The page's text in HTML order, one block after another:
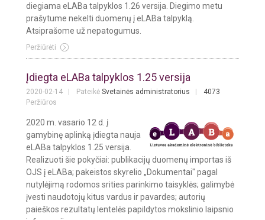
diegiama eLABa talpyklos 1.26 versija. Diegimo metu
prašytume nekelti duomenų į eLABa talpyklą.
Atsiprašome už nepatogumus.
Peržiūrėti
Įdiegta eLABa talpyklos 1.25 versija
2020-02-14 Pateikė Svetainės administratorius
4073
Peržiūros
2020 m. vasario 12 d. į
gamybinę aplinką įdiegta nauja
eLABa talpyklos 1.25 versija.
Realizuoti šie pokyčiai: publikacijų duomenų importas iš
OJS į eLABa; pakeistos skyrelio „Dokumentai" pagal
nutylėjimą rodomos srities parinkimo taisyklės; galimybė
įvesti naudotojų kitus vardus ir pavardes; autorių
paieškos rezultatų lentelės papildytos mokslinio laipsnio